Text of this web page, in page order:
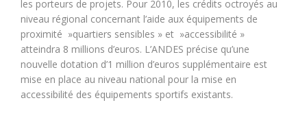
les porteurs de projets. Pour 2010, les crédits octroyés au
niveau régional concernant l’aide aux équipements de
proximité »quartiers sensibles » et »accessibilité »
atteindra 8 millions d’euros. L’ANDES précise qu’une
nouvelle dotation d’1 million d’euros supplémentaire est
mise en place au niveau national pour la mise en
accessibilité des équipements sportifs existants.